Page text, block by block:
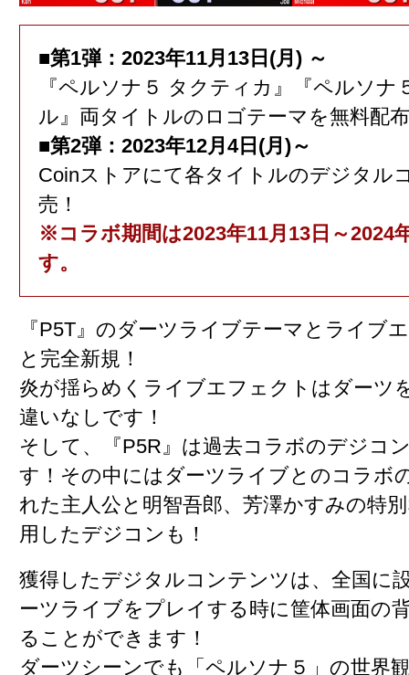
■第1弾：2023年11月13日(月) ～
『ペルソナ５ タクティカ』『ペルソナ
ル』両タイトルのロゴテーマを無料配
■第2弾：2023年12月4日(月)～
Coinストアにて各タイトルのデジタル
売！
※コラボ期間は2023年11月13日～2024
す。
『P5T』のダーツライブテーマとライブ
と完全新規！
炎が揺らめくライブエフェクトはダーツ
違いなしです！
そして、『P5R』は過去コラボのデジコ
す！その中にはダーツライブとのコラボ
れた主人公と明智吾郎、芳澤かすみの特
用したデジコンも！
獲得したデジタルコンテンツは、全国に
ーツライブをプレイする時に筐体画面の
ることができます！
ダーツシーンでも「ペルソナ５」の世界